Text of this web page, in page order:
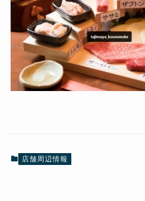
店舗周辺情報